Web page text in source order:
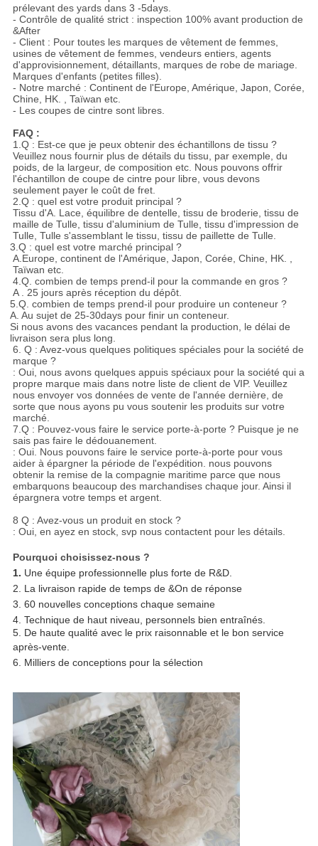
prélevant des yards dans 3 -5days.
- Contrôle de qualité strict : inspection 100% avant production de
&After
- Client : Pour toutes les marques de vêtement de femmes,
usines de vêtement de femmes, vendeurs entiers, agents
d'approvisionnement, détaillants, marques de robe de mariage.
Marques d'enfants (petites filles).
- Notre marché : Continent de l'Europe, Amérique, Japon, Corée,
Chine, HK. , Taïwan etc.
- Les coupes de cintre sont libres.
FAQ :
1.Q : Est-ce que je peux obtenir des échantillons de tissu ?
Veuillez nous fournir plus de détails du tissu, par exemple, du
poids, de la largeur, de composition etc. Nous pouvons offrir
l'échantillon de coupe de cintre pour libre, vous devons
seulement payer le coût de fret.
2.Q : quel est votre produit principal ?
Tissu d'A. Lace, équilibre de dentelle, tissu de broderie, tissu de
maille de Tulle, tissu d'aluminium de Tulle, tissu d'impression de
Tulle, Tulle s'assemblant le tissu, tissu de paillette de Tulle.
3.Q : quel est votre marché principal ?
A.Europe, continent de l'Amérique, Japon, Corée, Chine, HK. ,
Taïwan etc.
4.Q. combien de temps prend-il pour la commande en gros ?
A . 25 jours après réception du dépôt.
5.Q. combien de temps prend-il pour produire un conteneur ?
A. Au sujet de 25-30days pour finir un conteneur.
Si nous avons des vacances pendant la production, le délai de
livraison sera plus long.
6. Q : Avez-vous quelques politiques spéciales pour la société de
marque ?
: Oui, nous avons quelques appuis spéciaux pour la société qui a
propre marque mais dans notre liste de client de VIP. Veuillez
nous envoyer vos données de vente de l'année dernière, de
sorte que nous ayons pu vous soutenir les produits sur votre
marché.
7.Q : Pouvez-vous faire le service porte-à-porte ? Puisque je ne
sais pas faire le dédouanement.
: Oui. Nous pouvons faire le service porte-à-porte pour vous
aider à épargner la période de l'expédition. nous pouvons
obtenir la remise de la compagnie maritime parce que nous
embarquons beaucoup des marchandises chaque jour. Ainsi il
épargnera votre temps et argent.
8 Q : Avez-vous un produit en stock ?
: Oui, en ayez en stock, svp nous contactent pour les détails.
Pourquoi choisissez-nous ?
1. Une équipe professionnelle plus forte de R&D.
2. La livraison rapide de temps de &On de réponse
3. 60 nouvelles conceptions chaque semaine
4. Technique de haut niveau, personnels bien entraînés.
5. De haute qualité avec le prix raisonnable et le bon service
après-vente.
6. Milliers de conceptions pour la sélection